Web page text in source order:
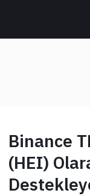
Binance
(HEI)